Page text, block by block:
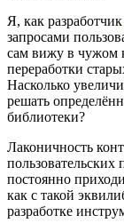
Я, как разработчик
запросами
сам вижу в чужом
переработки
Насколько
решать
библиотеки?
Лаконичность
постоянно
как с такой
разработке